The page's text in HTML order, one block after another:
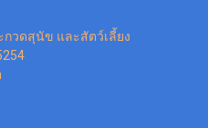
กวดสุนัข และสัตว์เลี้ยง